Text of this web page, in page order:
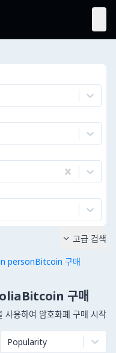
personBitcoin 구매
 고급 검색
구매
용하여 암호화폐 구매 시작
Popularity